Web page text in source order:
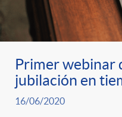
Primer webinar
jubilación en
16/06/2020